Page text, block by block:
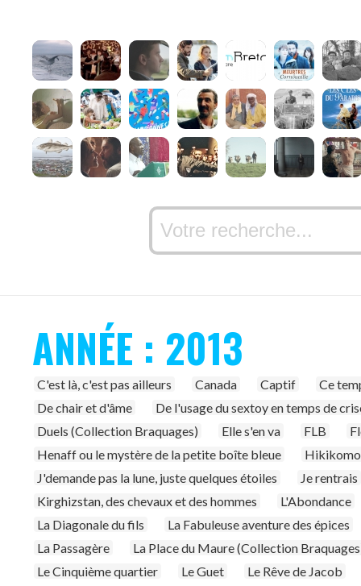
ANNÉE : 2013
C'est là, c'est pas ailleurs Canada Captif
Ce
De chair et d'âme
De l'usage du sextoy en temps de
Duels (Collection Braquages)
Elle s'en va FLB
Henaff ou le mystère de la petite boîte bleue
J'demande pas la lune, juste quelques étoiles
Je rentrais
Kirghizstan, des chevaux et des hommes
L'Abondance
La Diagonale du fils
La Fabuleuse aventure des épices
La Passagère
La Place du Maure (Collection
Le Cinquième quartier
Le Guet
Le Rêve de Jacob